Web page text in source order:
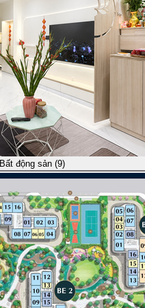
Bất động sản (9)